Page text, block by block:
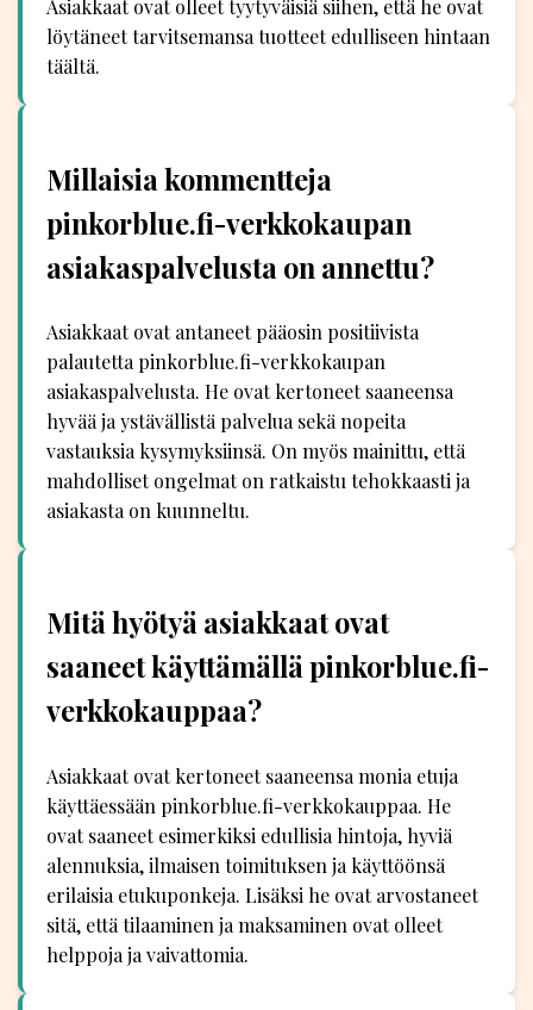
Asiakkaat ovat olleet tyytyväisiä siihen, että he ovat
löytäneet tarvitsemansa tuotteet edulliseen hintaan
täältä.
Millaisia kommentteja
pinkorblue.fi-verkkokaupan
asiakaspalvelusta on annettu?
Asiakkaat ovat antaneet pääosin positiivista
palautetta pinkorblue.fi-verkkokaupan
asiakaspalvelusta. He ovat kertoneet saaneensa
hyvää ja ystävällistä palvelua sekä nopeita
vastauksia kysymyksiinsä. On myös mainittu, että
mahdolliset ongelmat on ratkaistu tehokkaasti ja
asiakasta on kuunneltu.
Mitä hyötyä asiakkaat ovat
saaneet käyttämällä pinkorblue.fi-
verkkokauppaa?
Asiakkaat ovat kertoneet saaneensa monia etuja
käyttäessään pinkorblue.fi-verkkokauppaa. He
ovat saaneet esimerkiksi edullisia hintoja, hyviä
alennuksia, ilmaisen toimituksen ja käyttöönsä
erilaisia etukuponkeja. Lisäksi he ovat arvostaneet
sitä, että tilaaminen ja maksaminen ovat olleet
helppoja ja vaivattomia.